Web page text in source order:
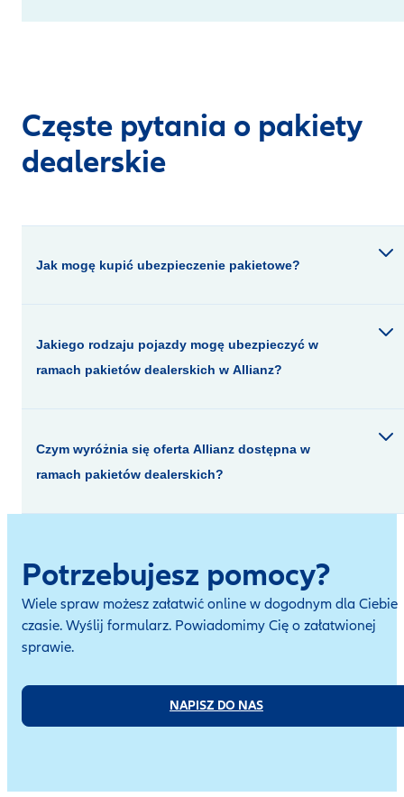
Częste pytania o pakiety
dealerskie
Jak mogę kupić ubezpieczenie pakietowe?
Jakiego rodzaju pojazdy mogę ubezpieczyć w
ramach pakietów dealerskich w Allianz?
Czym wyróżnia się oferta Allianz dostępna w
ramach pakietów dealerskich?
Potrzebujesz pomocy?
Wiele spraw możesz załatwić online w dogodnym dla Ciebie
czasie. Wyślij formularz. Powiadomimy Cię o załatwionej
sprawie.
NAPISZ DO NAS